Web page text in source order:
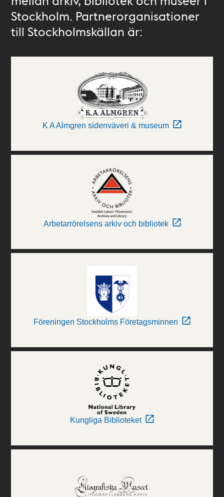
Stockholm. Partnerorganisationer
till Stockholmskällan är:
K A Almgren sidenväveri & museum
Arbetarrörelsens arkiv och bibliotek
Föreningen Stockholms Företagsminnen
Kungliga Biblioteket